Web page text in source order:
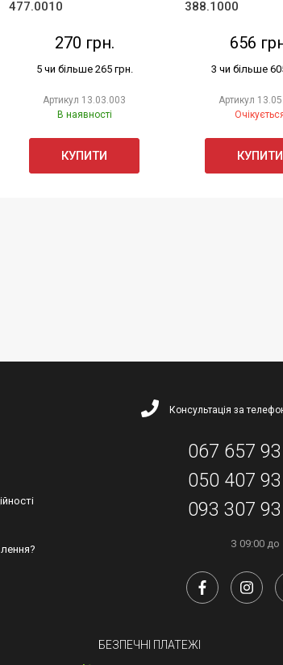
477.0010
270 грн.
5 чи більше 265 грн.
Артикул 13.03.003
В наявності
КУПИТИ
388.1000
656
3 чи більше
Артикул
КУПИТИ
Консультація за
067 657
050 407
093 307
З 09:00 до
БЕЗПЕЧНІ ПЛАТЕЖІ